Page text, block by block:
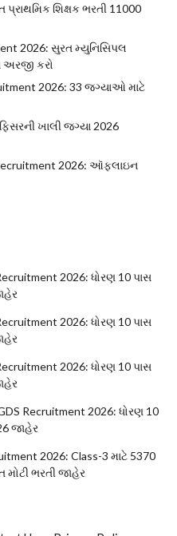
શિક્ષક ભરતી 11000
2026: સુરત મ્યુનિસિપલ
અરજી કરો
2026: 33 જગ્યાઓ માટે
ખાલી જગ્યા 2026
2026: ઑફલાઇન
2026: ધોરણ 10 પાસ
2026: ધોરણ 10 પાસ
2026: ધોરણ 10 પાસ
Recruitment 2026: ધોરણ 10
જાહેર
2026: Class-3 માટે 5370
ભરતી જાહેર